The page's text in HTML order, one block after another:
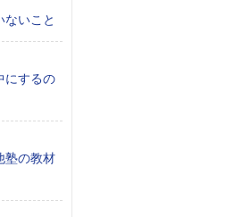
ないこと
にするの
塾の教材